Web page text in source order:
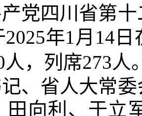
党四川省第
2025年1 月 14
人，列席273人
、省人大常
田向利、于立